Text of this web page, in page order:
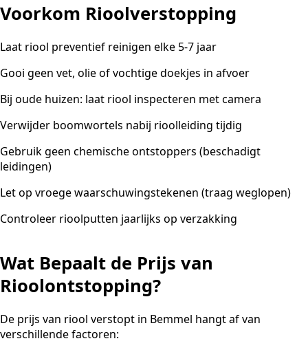
Voorkom Rioolverstopping
Laat riool preventief reinigen elke 5-7 jaar
Gooi geen vet, olie of vochtige doekjes in afvoer
Bij oude huizen: laat riool inspecteren met camera
Verwijder boomwortels nabij rioolleiding tijdig
Gebruik geen chemische ontstoppers (beschadigt
leidingen)
Let op vroege waarschuwingstekenen (traag weglopen)
Controleer rioolputten jaarlijks op verzakking
Wat Bepaalt de Prijs van
Rioolontstopping?
De prijs van riool verstopt in Bemmel hangt af van
verschillende factoren: